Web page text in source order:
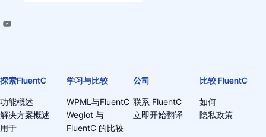
探索FluentC
功能概述
解决方案概述
用于
学习与比较
WPML与FluentC
Weglot 与
FluentC 的比较
公司
联系 FluentC
立即开始翻译
比较 FluentC
如何
隐私政策